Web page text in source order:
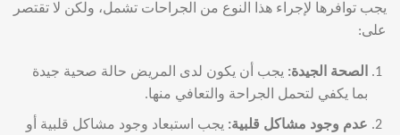
يجب توافرها لإجراء هذا النوع من الجراحات تشمل، ولكن لا تقتصر
على:
الصحة الجيدة: يجب أن يكون لدى المريض حالة صحية جيدة
بما يكفي لتحمل الجراحة والتعافي منها.
عدم وجود مشاكل قلبية: يجب استبعاد وجود مشاكل قلبية أو